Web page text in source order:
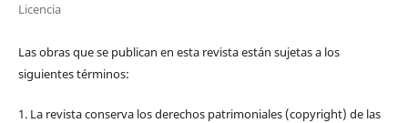
Licencia
Las obras que se publican en esta revista están sujetas a los
siguientes términos:
1. La revista conserva los derechos patrimoniales (copyright) de las